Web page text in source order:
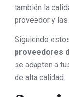
también la
proveedor y
Siguiendo
proveedores
se adapten a
de alta calidad.